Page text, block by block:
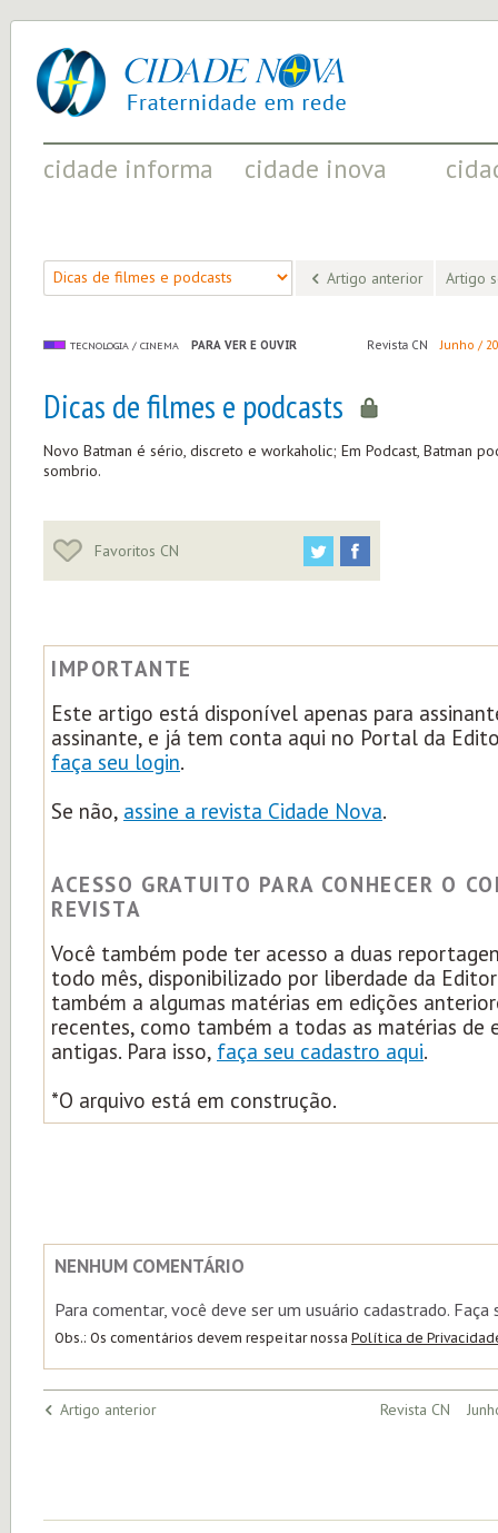
cidade
nova
UM
PROJETO
PELA
FRATERNIDADE
cidade informa cidade inova
Artigo anterior Artigo
TECNOLOGIA / CINEMA PARA VER E OUVIR Revista CN Junho /
Dicas de filmes e podcasts
Novo Batman é sério, discreto e workaholic; Em Podcast, Batman
sombrio.
Favoritos CN
IMPORTANTE
Este artigo está disponível apenas para
assinante, e já tem conta aqui no Portal da
faça seu login.
Se não, assine a revista Cidade Nova.
ACESSO GRATUITO PARA CONHECER O
REVISTA
Você também pode ter acesso a duas
todo mês, disponibilizado por liberdade da
também a algumas matérias em edições
recentes, como também a todas as matérias de
antigas. Para isso, faça seu cadastro aqui.
*O arquivo está em construção.
NENHUM COMENTÁRIO
Para comentar, você deve ser um usuário cadastrado. Faça
Obs.: Os comentários devem respeitar nossa Política de
Artigo anterior Revista CN